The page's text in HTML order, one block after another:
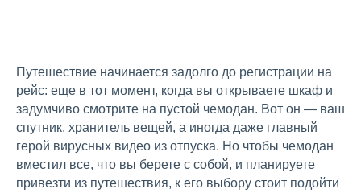
Путешествие начинается задолго до регистрации на
рейс: еще в тот момент, когда вы открываете шкаф и
задумчиво смотрите на пустой чемодан. Вот он — ваш
спутник, хранитель вещей, а иногда даже главный
герой вирусных видео из отпуска. Но чтобы чемодан
вместил все, что вы берете с собой, и планируете
привезти из путешествия, к его выбору стоит подойти